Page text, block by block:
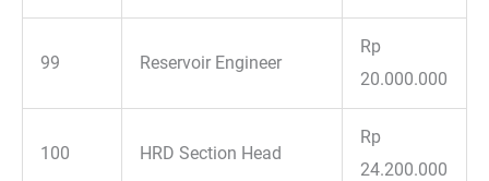
99 Reservoir Engineer
Rp
20.000.000
100 HRD Section Head
Rp
24.200.000